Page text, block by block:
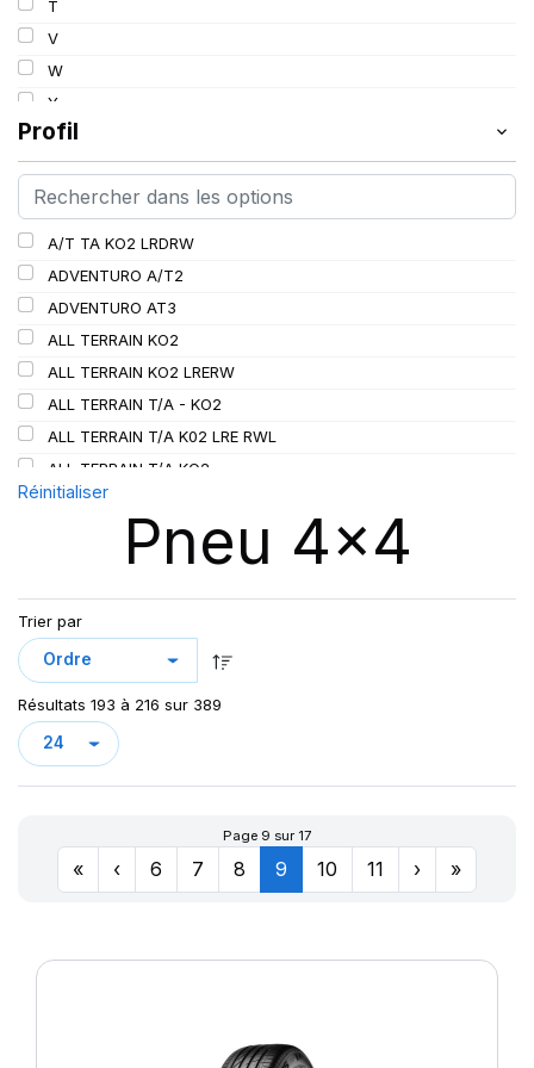
115
116/113
117/114
117/116
118/115
119/116
120
120/116
120/117
126/123
127/124
128
T
V
W
Y
Profil
A/T TA KO2 LRDRW
ADVENTURO A/T2
ADVENTURO AT3
ALL TERRAIN KO2
ALL TERRAIN KO2 LRERW
ALL TERRAIN T/A - KO2
ALL TERRAIN T/A K02 LRE RWL
ALL TERRAIN T/A KO2
ALL TERRAIN T/A KO3
AT/TA KO3 LRD
AT/TA KO3 LRF
AT70
AT100
AT T/A KO2
CHAMPIRO VP1
CINTURATO AS+
CINTURATO SF3
COBRA
Réinitialiser
Pneu 4x4
Trier par
Résultats 193 à 216 sur 389
Page 9 sur 17
« ‹ 6 7 8 9 10 11 › »